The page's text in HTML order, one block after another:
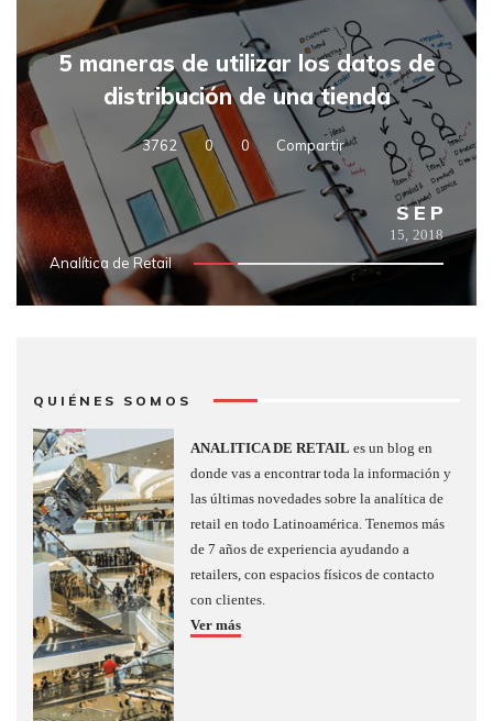
5 maneras de utilizar los datos de
distribución de una tienda
3762 0 0 Compartir
SEP
15, 2018
Analítica de Retail
QUIÉNES SOMOS
ANALITICA DE RETAIL es un blog en
donde vas a encontrar toda la información y
las últimas novedades sobre la analítica de
retail en todo Latinoamérica. Tenemos más
de 7 años de experiencia ayudando a
retailers, con espacios físicos de contacto
con clientes.
Ver más